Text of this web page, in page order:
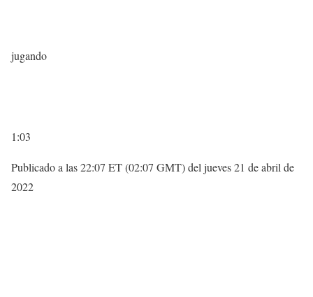
jugando
1:03
Publicado a las 22:07 ET (02:07 GMT) del jueves 21 de abril de
2022